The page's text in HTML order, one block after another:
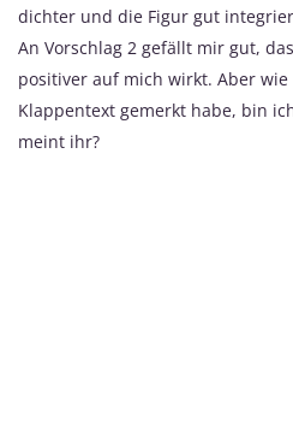
dichter und die Figur gut
An Vorschlag 2 gefällt mir gut,
positiver auf mich wirkt. Aber
Klappentext gemerkt habe, bin
meint ihr?